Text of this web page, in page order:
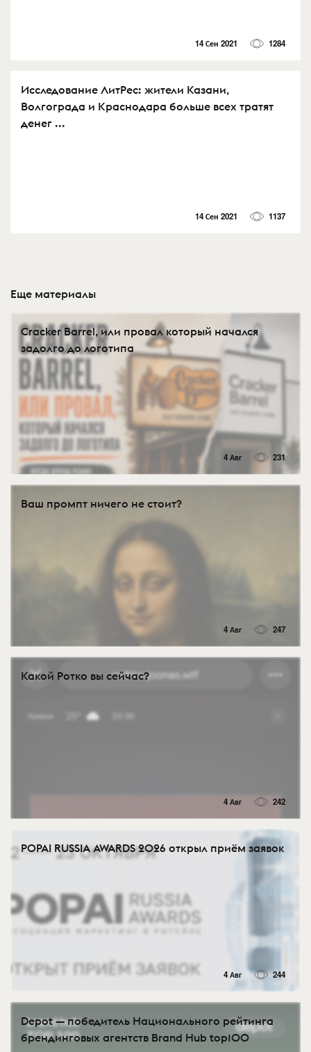
14 Сен 2021 1284
Исследование ЛитРес: жители Казани,
Волгограда и Краснодара больше всех тратят
денег ...
14 Сен 2021 1137
Еще материалы
Cracker Barrel, или провал который начался
задолго до логотипа
4 Авг 231
Ваш промпт ничего не стоит?
4 Авг 247
Какой Ротко вы сейчас?
4 Авг 242
POPAI RUSSIA AWARDS 2026 открыл приём заявок
4 Авг 244
Depot — победитель Национального рейтинга
брендинговых агентств Brand Hub top100